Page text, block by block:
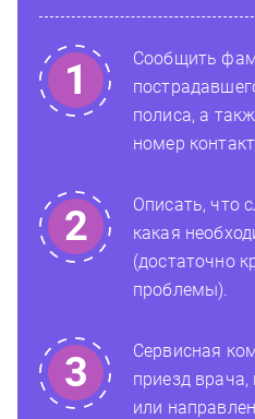
Сообщить
полиса, а
номер
Описать, что
какая
(достаточно
проблемы).
Сервисная
приезд
или